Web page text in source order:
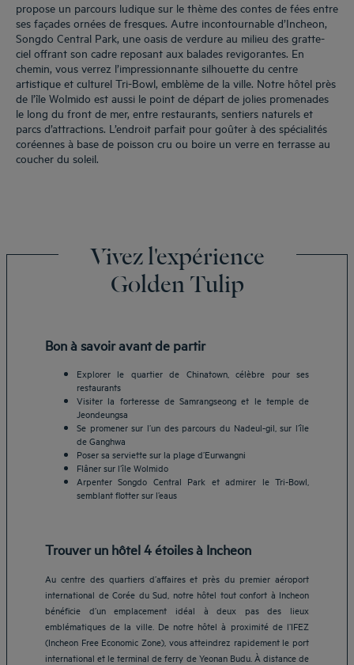
propose un parcours ludique sur le thème des contes de fées entre
ses façades ornées de fresques. Autre incontournable d’Incheon,
Songdo Central Park, une oasis de verdure au milieu des gratte-
ciel offrant son cadre reposant aux balades revigorantes. En
chemin, vous verrez l’impressionnante silhouette du centre
artistique et culturel Tri-Bowl, emblème de la ville. Notre hôtel près
de l’île Wolmido est aussi le point de départ de jolies promenades
le long du front de mer, entre restaurants, sentiers naturels et
parcs d’attractions. L’endroit parfait pour goûter à des spécialités
coréennes à base de poisson cru ou boire un verre en terrasse au
coucher du soleil.
Vivez l'expérience
Golden Tulip
Bon à savoir avant de partir
Explorer le quartier de Chinatown, célèbre pour ses
restaurants
Visiter la forteresse de Samrangseong et le temple de
Jeondeungsa
Se promener sur l’un des parcours du Nadeul-gil, sur l’île
de Ganghwa
Poser sa serviette sur la plage d’Eurwangni
Flâner sur l’île Wolmido
Arpenter Songdo Central Park et admirer le Tri-Bowl,
semblant flotter sur l’eaus
Trouver un hôtel 4 étoiles à Incheon
Au centre des quartiers d’affaires et près du premier aéroport
international de Corée du Sud, notre hôtel tout confort à Incheon
bénéficie d’un emplacement idéal à deux pas des lieux
emblématiques de la ville. De notre hôtel à proximité de l’IFEZ
(Incheon Free Economic Zone), vous atteindrez rapidement le port
international et le terminal de ferry de Yeonan Budu. À distance de